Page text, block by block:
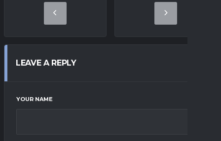
LEAVE A REPLY
YOUR NAME